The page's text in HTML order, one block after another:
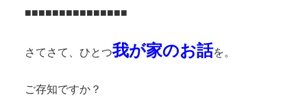
■■■■■■■■■■■■■■■
さてさて、ひとつ我が家のお話を。
ご存知ですか？